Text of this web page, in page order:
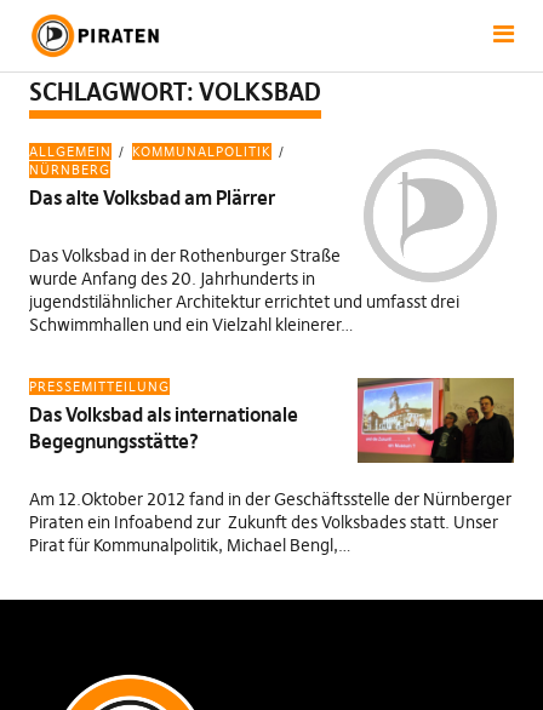
SCHLAGWORT: VOLKSBAD
ALLGEMEIN
KOMMUNALPOLITIK
NÜRNBERG
Das alte Volksbad am Plärrer
Das Volksbad in der Rothenburger Straße
wurde Anfang des 20. Jahrhunderts in
jugendstilähnlicher Architektur errichtet und umfasst drei
Schwimmhallen und ein Vielzahl kleinerer…
PRESSEMITTEILUNG
Das Volksbad als internationale
Begegnungsstätte?
Am 12.Oktober 2012 fand in der Geschäftsstelle der Nürnberger
Piraten ein Infoabend zur Zukunft des Volksbades statt. Unser
Pirat für Kommunalpolitik, Michael Bengl,…